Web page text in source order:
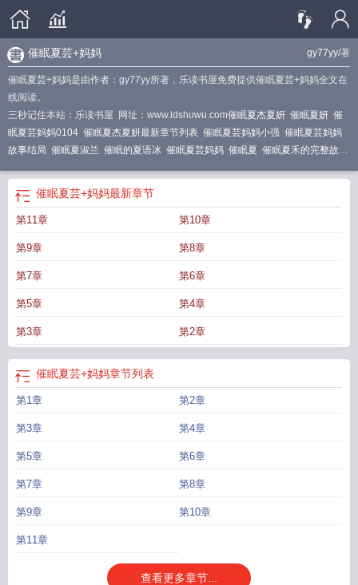
gy77yy/著
催眠夏芸+妈妈
催眠夏芸+妈妈是由作者：gy77yy所著，乐读书屋免费提供催眠夏芸+妈妈全文在
线阅读。
三秒记住本站：乐读书屋 网址：www.ldshuwu.com催眠夏杰夏妍 催眠夏妍 催
眠夏芸妈妈0104 催眠夏杰夏妍最新章节列表 催眠夏芸妈妈小强 催眠夏芸妈妈
故事结局 催眠夏淑兰 催眠的夏语冰 催眠夏芸妈妈 催眠夏 催眠夏禾的完整故
催眠妈妈桑排球队 催眠夏倾月
淑兰最新章节更新时间
催眠夏芸+妈妈最新章节
第11章 第10章
第9章 第8章
第7章 第6章
第5章 第4章
第3章 第2章
催眠夏芸+妈妈章节列表
第1章 第2章
第3章 第4章
第5章 第6章
第7章 第8章
第9章 第10章
第11章
查看更多章节...